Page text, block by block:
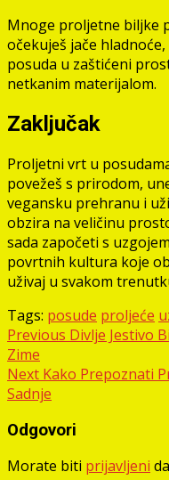
Mnoge proljetne biljke
očekuješ jače
posuda u zaštićeni
netkanim materijalom.
Zaključak
Proljetni vrt u
povežeš s prirodom,
vegansku prehranu i
obzira na veličinu
sada započeti s
povrtnih kultura koje
uživaj u svakom
Tags: posude proljeće
Post
navigation
Previous Divlje Jestivo
Zime
Next Kako Prepoznati
Sadnje
Odgovori
Morate biti prijavljeni